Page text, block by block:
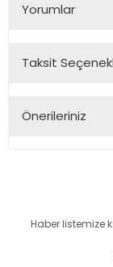
Yorumlar
Taksit
Önerileriniz
Görüş ve
Ürün resmi
Haber listemize